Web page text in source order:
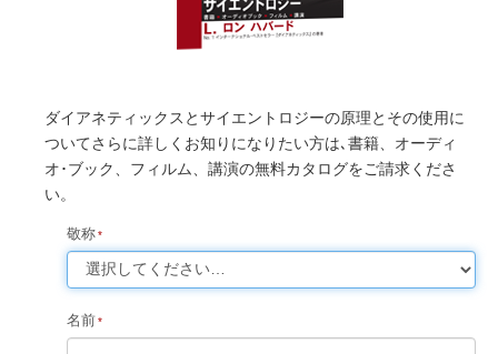
ダイアネティックスとサイエントロジーの原理とその使用に
ついてさらに詳しくお知りになりたい方は､書籍、オーディ
オ･ブック、フィルム、講演の無料カタログをご請求くださ
い。
敬称
名前